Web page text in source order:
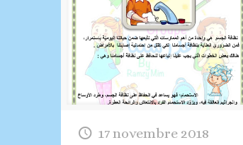
17 novembre 2018